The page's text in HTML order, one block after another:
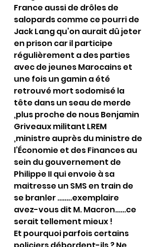
France aussi de drôles de
salopards comme ce pourri de
Jack Lang qu’on aurait dû jeter
en prison car il participe
régulièrement a des parties
avec de jeunes Marocains et
une fois un gamin a été
retrouvé mort sodomisé la
tête dans un seau de merde
,plus proche de nous Benjamin
Griveaux militant LREM
,ministre auprès du ministre de
l’Économie et des Finances au
sein du gouvernement de
Philippe II qui envoie à sa
maitresse un SMS en train de
se branler ……..exemplaire
avez-vous dit M. Macron……ce
serait tellement mieux !
Et pourquoi parfois certains